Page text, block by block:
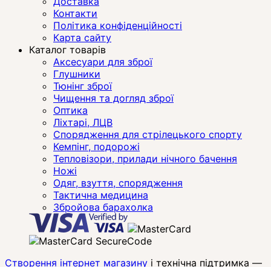
Контакти
Політика конфіденційності
Карта сайту
Каталог товарів
Аксесуари для зброї
Глушники
Тюнінг зброї
Чищення та догляд зброї
Оптика
Ліхтарі, ЛЦВ
Спорядження для стрілецького спорту
Кемпінг, подорожі
Тепловізори, прилади нічного бачення
Ножі
Одяг, взуття, спорядження
Тактична медицина
Збройова барахолка
Створення інтернет магазину і технічна підтримка —